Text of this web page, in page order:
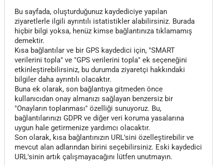
Bu sayfada, oluşturduğunuz kaydediciye yapılan
ziyaretlerle ilgili ayrıntılı istatistikler alabilirsiniz. Burada
hiçbir bilgi yoksa, henüz kimse bağlantınıza tıklamamış
demektir.
Kısa bağlantılar ve bir GPS kaydedici için, "SMART
verilerini topla" ve "GPS verilerini topla" ek seçeneğini
etkinleştirebilirsiniz, bu durumda ziyaretçi hakkındaki
bilgiler daha ayrıntılı olacaktır.
Buna ek olarak, son bağlantıya gitmeden önce
kullanıcıdan onay almanızı sağlayan benzersiz bir
"Onayların toplanması" özelliği sunuyoruz. Bu,
bağlantılarınızı GDPR ve diğer veri koruma yasalarına
uygun hale getirmenize yardımcı olacaktır.
Son olarak, kısa bağlantınızın URL'sini özelleştirebilir ve
mevcut alan adlarından birini seçebilirsiniz. Eski kaydedici
URL'sinin artık çalışmayacağını lütfen unutmayın.